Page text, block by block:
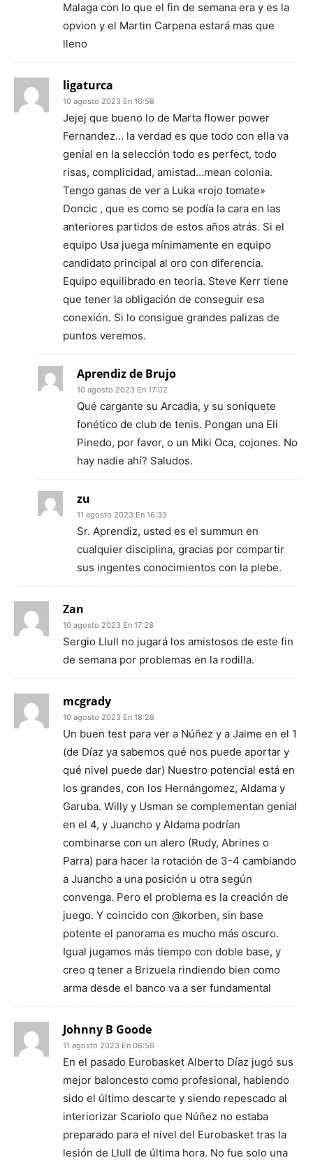
Malaga con lo que el fin de semana era y es la
opvion y el Martin Carpena estará mas que
lleno
ligaturca
10 agosto 2023 En 16:58
Jejej que bueno lo de Marta flower power
Fernandez… la verdad es que todo con ella va
genial en la selección todo es perfect, todo
risas, complicidad, amistad…mean colonia.
Tengo ganas de ver a Luka «rojo tomate»
Doncic , que es como se podía la cara en las
anteriores partidos de estos años atrás. Si el
equipo Usa juega mínimamente en equipo
candidato principal al oro con diferencia.
Equipo equilibrado en teoria. Steve Kerr tiene
que tener la obligación de conseguir esa
conexión. Si lo consigue grandes palizas de
puntos veremos.
Aprendiz de Brujo
10 agosto 2023 En 17:02
Qué cargante su Arcadia, y su soniquete
fonético de club de tenis. Pongan una Eli
Pinedo, por favor, o un Miki Oca, cojones. No
hay nadie ahí? Saludos.
zu
11 agosto 2023 En 16:33
Sr. Aprendiz, usted es el summun en
cualquier disciplina, gracias por compartir
sus ingentes conocimientos con la plebe.
Zan
10 agosto 2023 En 17:28
Sergio Llull no jugará los amistosos de este fin
de semana por problemas en la rodilla.
mcgrady
10 agosto 2023 En 18:28
Un buen test para ver a Núñez y a Jaime en el 1
(de Díaz ya sabemos qué nos puede aportar y
qué nivel puede dar) Nuestro potencial está en
los grandes, con los Hernángomez, Aldama y
Garuba. Willy y Usman se complementan genial
en el 4, y Juancho y Aldama podrían
combinarse con un alero (Rudy, Abrines o
Parra) para hacer la rotación de 3-4 cambiando
a Juancho a una posición u otra según
convenga. Pero el problema es la creación de
juego. Y coincido con @korben, sin base
potente el panorama es mucho más oscuro.
Igual jugamos más tiempo con doble base, y
creo q tener a Brizuela rindiendo bien como
arma desde el banco va a ser fundamental
Johnny B Goode
11 agosto 2023 En 06:56
En el pasado Eurobasket Alberto Díaz jugó sus
mejor baloncesto como profesional, habiendo
sido el último descarte y siendo repescado al
interiorizar Scariolo que Núñez no estaba
preparado para el nivel del Eurobasket tras la
lesión de Llull de última hora. No fue solo una